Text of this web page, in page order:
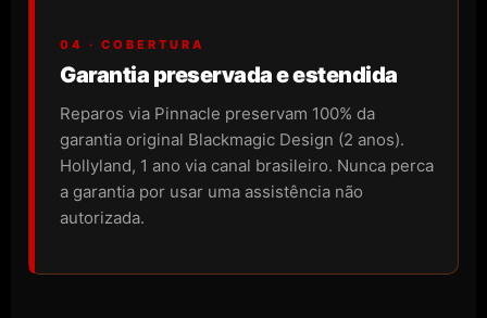
04 · COBERTURA
Garantia preservada e estendida
Reparos via Pinnacle preservam 100% da
garantia original Blackmagic Design (2 anos).
Hollyland, 1 ano via canal brasileiro. Nunca perca
a garantia por usar uma assistência não
autorizada.